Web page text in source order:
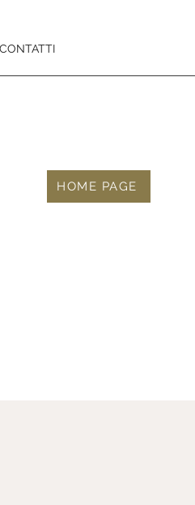
CONTATTI
HOME PAGE